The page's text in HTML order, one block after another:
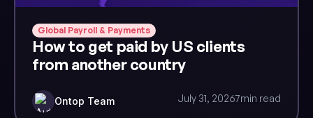
Global Payroll & Payments
How to get paid by US clients
from another country
Ontop Team July 31, 20267min read